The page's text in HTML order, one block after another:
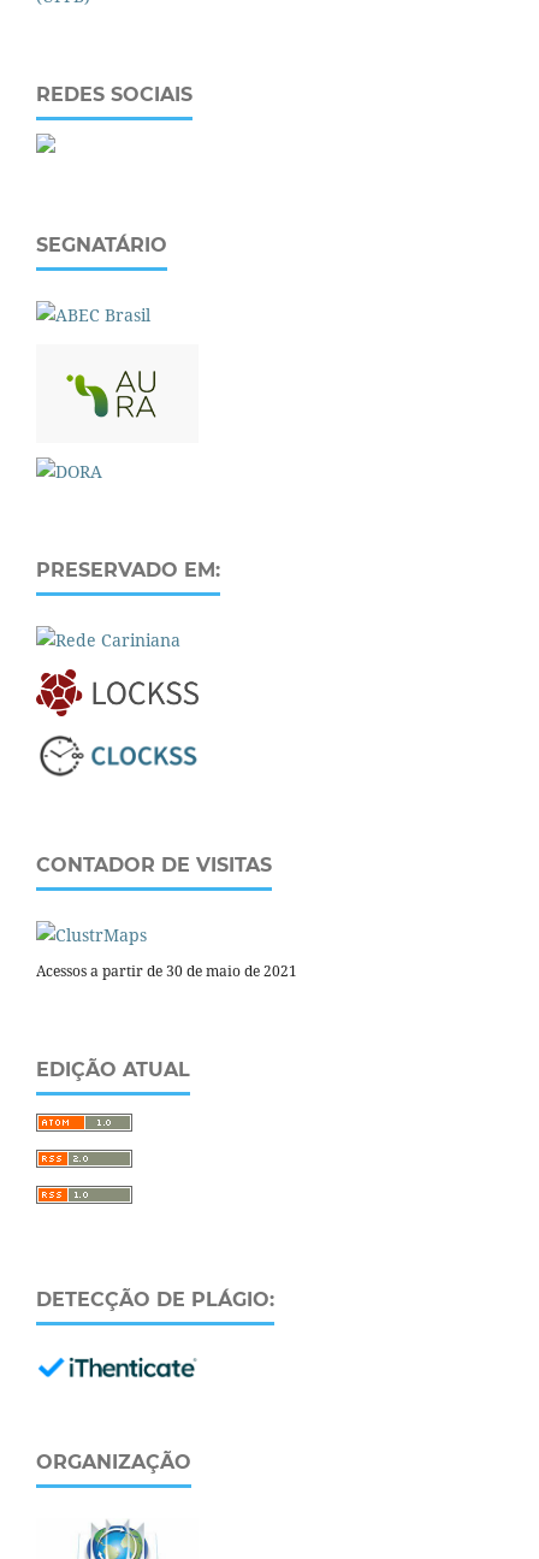
REDES SOCIAIS
SEGNATÁRIO
PRESERVADO EM:
CONTADOR DE VISITAS
Acessos a partir de 30 de maio de 2021
EDIÇÃO ATUAL
DETECÇÃO DE PLÁGIO:
ORGANIZAÇÃO